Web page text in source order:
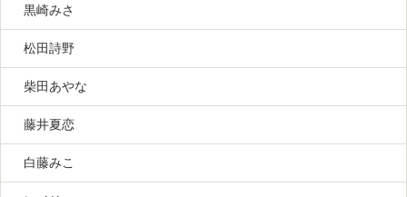
黒崎みさ
松田詩野
柴田あやな
藤井夏恋
白藤みこ